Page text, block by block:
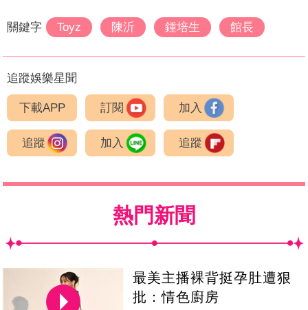
關鍵字 Toyz 陳沂 鍾培生 館長
追蹤娛樂星聞
下載APP 訂閱 加入
追蹤 加入 追蹤
熱門新聞
最美主播裸背挺孕肚遭狠
批：情色廚房